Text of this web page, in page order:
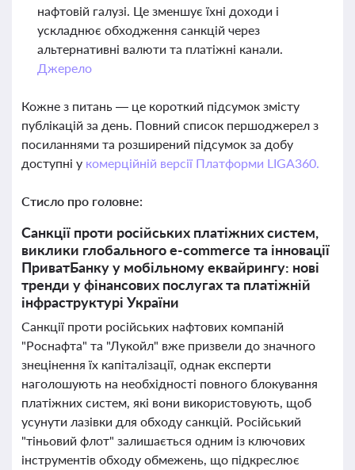
нафтовій галузі. Це зменшує їхні доходи і
ускладнює обходження санкцій через
альтернативні валюти та платіжні канали.
Джерело
Кожне з питань — це короткий підсумок змісту
публікацій за день. Повний список першоджерел з
посиланнями та розширений підсумок за добу
доступні у комерційній версії Платформи LIGA360.
Стисло про головне:
Санкції проти російських платіжних систем,
виклики глобального e-commerce та інновації
ПриватБанку у мобільному еквайрингу: нові
тренди у фінансових послугах та платіжній
інфраструктурі України
Санкції проти російських нафтових компаній
"Роснафта" та "Лукойл" вже призвели до значного
знецінення їх капіталізації, однак експерти
наголошують на необхідності повного блокування
платіжних систем, які вони використовують, щоб
усунути лазівки для обходу санкцій. Російський
"тіньовий флот" залишається одним із ключових
інструментів обходу обмежень, що підкреслює